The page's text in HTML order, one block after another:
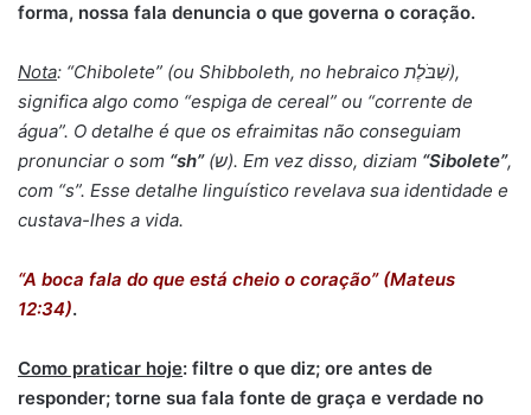
forma, nossa fala denuncia o que governa o coração.
Nota: “Chibolete” (ou Shibboleth, no hebraico שִׁבֹּלֶת),
significa algo como “espiga de cereal” ou “corrente de
água”. O detalhe é que os efraimitas não conseguiam
pronunciar o som “sh” (ש). Em vez disso, diziam “Sibolete”,
com “s”. Esse detalhe linguístico revelava sua identidade e
custava-lhes a vida.
“A boca fala do que está cheio o coração” (Mateus
12:34).
Como praticar hoje: filtre o que diz; ore antes de
responder; torne sua fala fonte de graça e verdade no